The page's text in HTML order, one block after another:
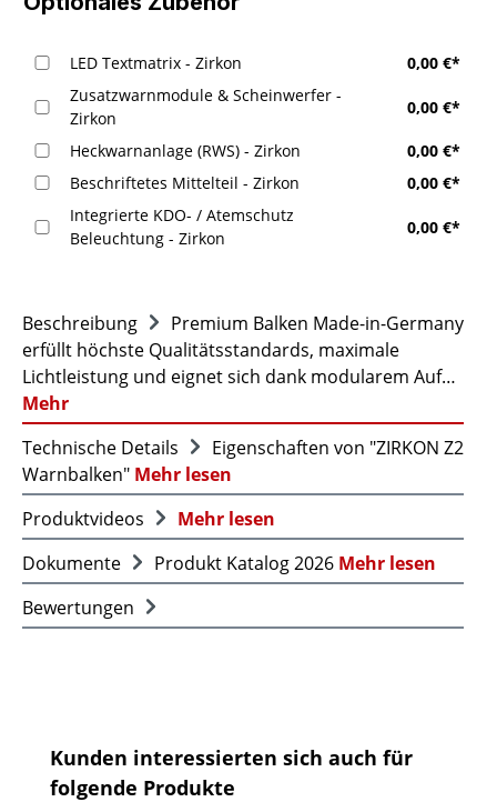
LED Textmatrix - Zirkon
0,00 €*
Zusatzwarnmodule & Scheinwerfer -
Zirkon
0,00 €*
Heckwarnanlage (RWS) - Zirkon
0,00 €*
Beschriftetes Mittelteil - Zirkon
0,00 €*
Integrierte KDO- / Atemschutz
Beleuchtung - Zirkon
0,00 €*
Beschreibung
Premium Balken Made-in-Germany
erfüllt höchste Qualitätsstandards, maximale
Lichtleistung und eignet sich dank modularem Auf…
Mehr
Technische Details
Eigenschaften von "ZIRKON Z2
Warnbalken" Mehr lesen
Produktvideos
Mehr lesen
Dokumente
Produkt Katalog 2026 Mehr lesen
Bewertungen
Produktgalerie überspringen
Kunden interessierten sich auch für
folgende Produkte